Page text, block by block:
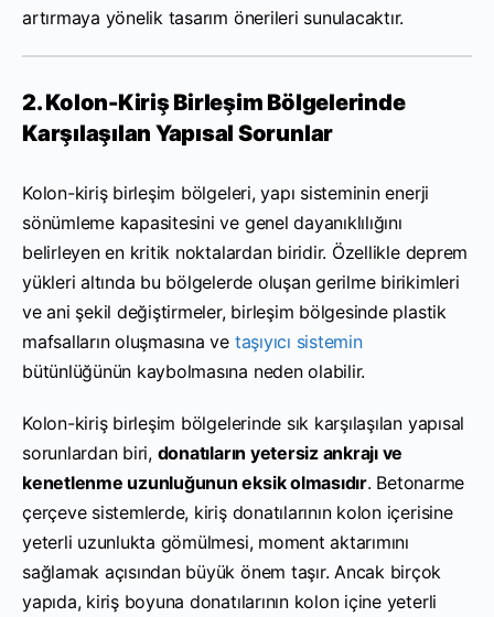
artırmaya yönelik tasarım önerileri sunulacaktır.
2. Kolon-Kiriş Birleşim Bölgelerinde
Karşılaşılan Yapısal Sorunlar
Kolon-kiriş birleşim bölgeleri, yapı sisteminin enerji
sönümleme kapasitesini ve genel dayanıklılığını
belirleyen en kritik noktalardan biridir. Özellikle deprem
yükleri altında bu bölgelerde oluşan gerilme birikimleri
ve ani şekil değiştirmeler, birleşim bölgesinde plastik
mafsalların oluşmasına ve taşıyıcı sistemin
bütünlüğünün kaybolmasına neden olabilir.
Kolon-kiriş birleşim bölgelerinde sık karşılaşılan yapısal
sorunlardan biri, donatıların yetersiz ankrajı ve
kenetlenme uzunluğunun eksik olmasıdır. Betonarme
çerçeve sistemlerde, kiriş donatılarının kolon içerisine
yeterli uzunlukta gömülmesi, moment aktarımını
sağlamak açısından büyük önem taşır. Ancak birçok
yapıda, kiriş boyuna donatılarının kolon içine yeterli